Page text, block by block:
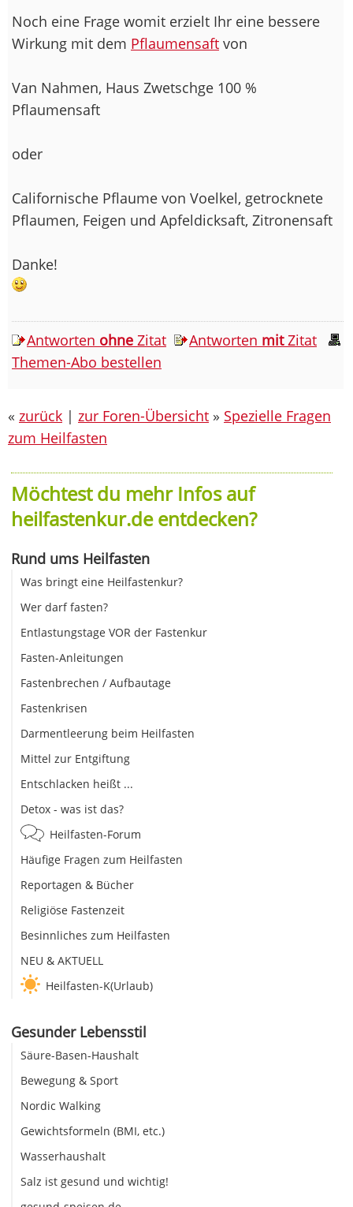
Noch eine Frage womit erzielt Ihr eine bessere
Wirkung mit dem Pflaumensaft von
Van Nahmen, Haus Zwetschge 100 %
Pflaumensaft
oder
Californische Pflaume von Voelkel, getrocknete
Pflaumen, Feigen und Apfeldicksaft, Zitronensaft
Danke!
Antworten ohne Zitat Antworten mitZitat
Themen-Abo bestellen
« zurück | zur Foren-Übersicht » Spezielle Fragen
zum Heilfasten
Möchtest du mehr Infos auf
heilfastenkur.de entdecken?
Rund ums Heilfasten
Was bringt eine Heilfastenkur?
Wer darf fasten?
Entlastungstage VOR der Fastenkur
Fasten-Anleitungen
Fastenbrechen / Aufbautage
Fastenkrisen
Darmentleerung beim Heilfasten
Mittel zur Entgiftung
Entschlacken heißt ...
Detox - was ist das?
Heilfasten-Forum
Häufige Fragen zum Heilfasten
Reportagen & Bücher
Religiöse Fastenzeit
Besinnliches zum Heilfasten
NEU & AKTUELL
Heilfasten-K(Urlaub)
Gesunder Lebensstil
Säure-Basen-Haushalt
Bewegung & Sport
Nordic Walking
Gewichtsformeln (BMI, etc.)
Wasserhaushalt
Salz ist gesund und wichtig!